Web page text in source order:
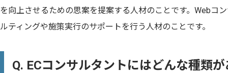
を向上させるための思案を提案する人材のことです。Webコ
ルティングや施策実行のサポートを行う人材のことです。
Q. ECコンサルタントにはどんな種類